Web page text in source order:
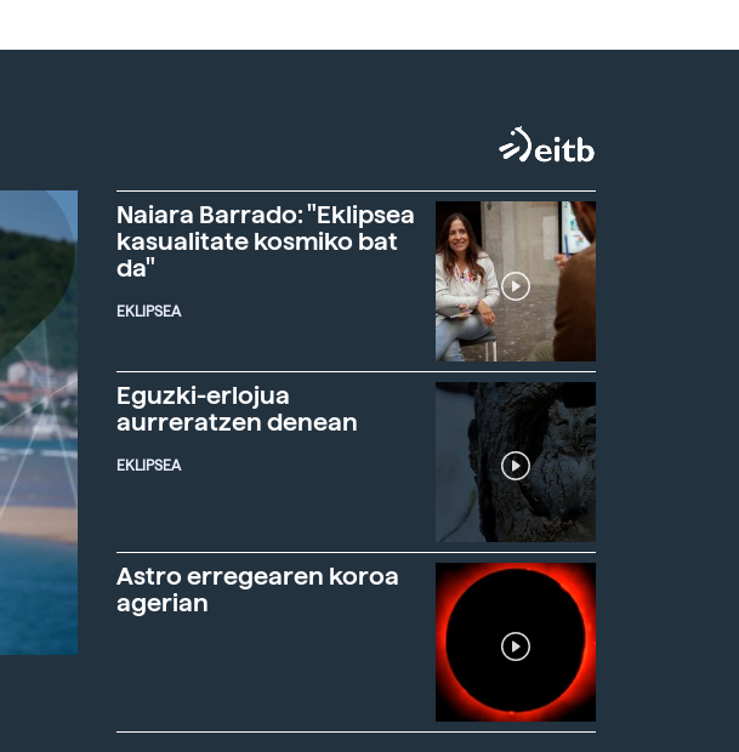
Naiara Barrado: "Eklipsea
kasualitate kosmiko bat
da"
EKLIPSEA
Eguzki-erlojua
aurreratzen denean
EKLIPSEA
Astro erregearen koroa
agerian